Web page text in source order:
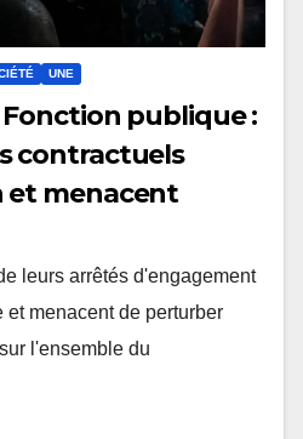
UNE
publique :
contractuels
et menacent
leurs arrêtés d'engagement
menacent de perturber
l'ensemble du